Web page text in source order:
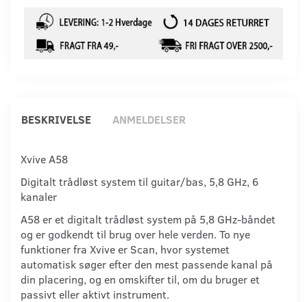
BESKRIVELSE ANMELDELSER
Xvive A58
Digitalt trådløst system til guitar/bas, 5,8 GHz, 6
kanaler
A58 er et digitalt trådløst system på 5,8 GHz-båndet
og er godkendt til brug over hele verden. To nye
funktioner fra Xvive er Scan, hvor systemet
automatisk søger efter den mest passende kanal på
din placering, og en omskifter til, om du bruger et
passivt eller aktivt instrument.